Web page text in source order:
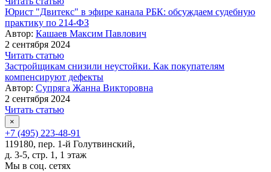
Юрист "Двитекс" в эфире канала РБК: обсуждаем судебную
практику по 214-ФЗ
Автор: Кашаев Максим Павлович
2 сентября 2024
Читать статью
Застройщикам снизили неустойки. Как покупателям
компенсируют дефекты
Автор: Супряга Жанна Викторовна
2 сентября 2024
Читать статью
×
+7 (495) 223-48-91
119180, пер. 1-й Голутвинский,
д. 3-5, стр. 1, 1 этаж
Мы в соц. сетях